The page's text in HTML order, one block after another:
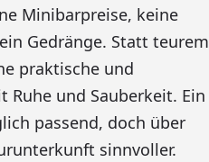
Minibarpreise, keine
Gedränge. Statt teurem
praktische und
und Sauberkeit. Ein
passend, doch über
sinnvoller.